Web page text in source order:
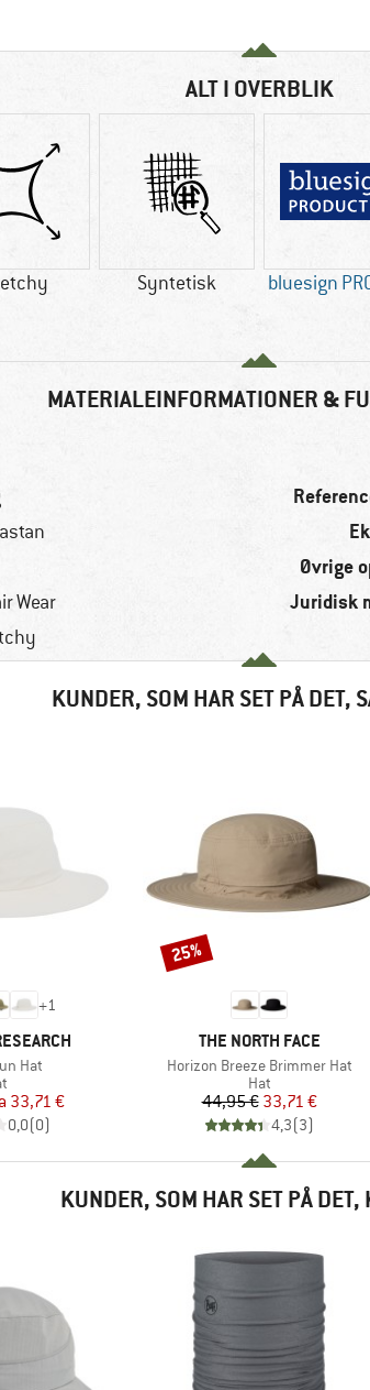
ALT I OVERBLIK
Syntetisk bluesign
MATERIALEINFORMATIONER &
Wear
Øvrige
Juridisk
KUNDER, SOM HAR SET PÅ DET,
+1
Hat
pris
33,71 €
0,0(0)
MÆRKE
THE NORTH FACE
Artikel
Horizon Breeze Brimmer Hat
Produktgruppe
Hat
Pris
44,95 €Nedsat pris
33,71 €
4,3(3)
Rabat
25%
KUNDER, SOM HAR SET PÅ DET,